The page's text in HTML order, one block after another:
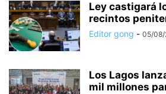
Ley castigará
recintos
Editor gong - 05/08/
Los Lagos
mil millones